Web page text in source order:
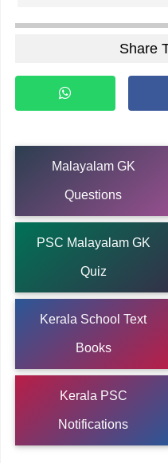
Share
Malayalam GK
Questions
PSC Malayalam GK
Quiz
Kerala School Text
Books
Kerala PSC
Notifications